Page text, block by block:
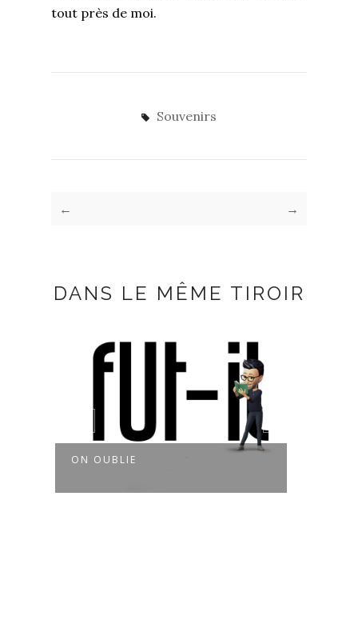
tout près de moi.
Souvenirs
← →
DANS LE MÊME TIROIR
ON OUBLIE